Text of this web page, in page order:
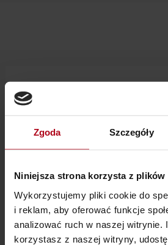
Zgoda Szczegóły
Niniejsza strona korzysta z plików
Wykorzystujemy pliki cookie do
i reklam, aby oferować funkcje
analizować ruch w naszej witrynie.
korzystasz z naszej witryny,
3_4 Czy rodzice mają
obowiązek kochać